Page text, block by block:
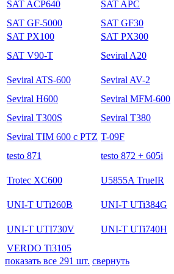
SAT ACP640 SAT APC
SAT GF-5000
SAT GF30
SAT PX100
SAT PX300
SAT V90-T
Seviral A20
Seviral ATS-600 Seviral AV-2
Seviral H600
Seviral MFM-600
Seviral T300S
Seviral T380
Seviral TIM 600 с PTZ T-09F
testo 871
testo 872 + 605i
Trotec XC600 U5855A TrueIR
UNI-T UTi260B UNI-T UTi384G
UNI-T UTI730V UNI-T UTi740H
VERDO Ti3105
показать все 291 шт. свернуть